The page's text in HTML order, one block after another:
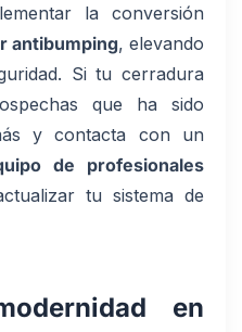
la conversión
antibumping, elevando
Si tu cerradura
que ha sido
y contacta con un
de profesionales
tu sistema de
en